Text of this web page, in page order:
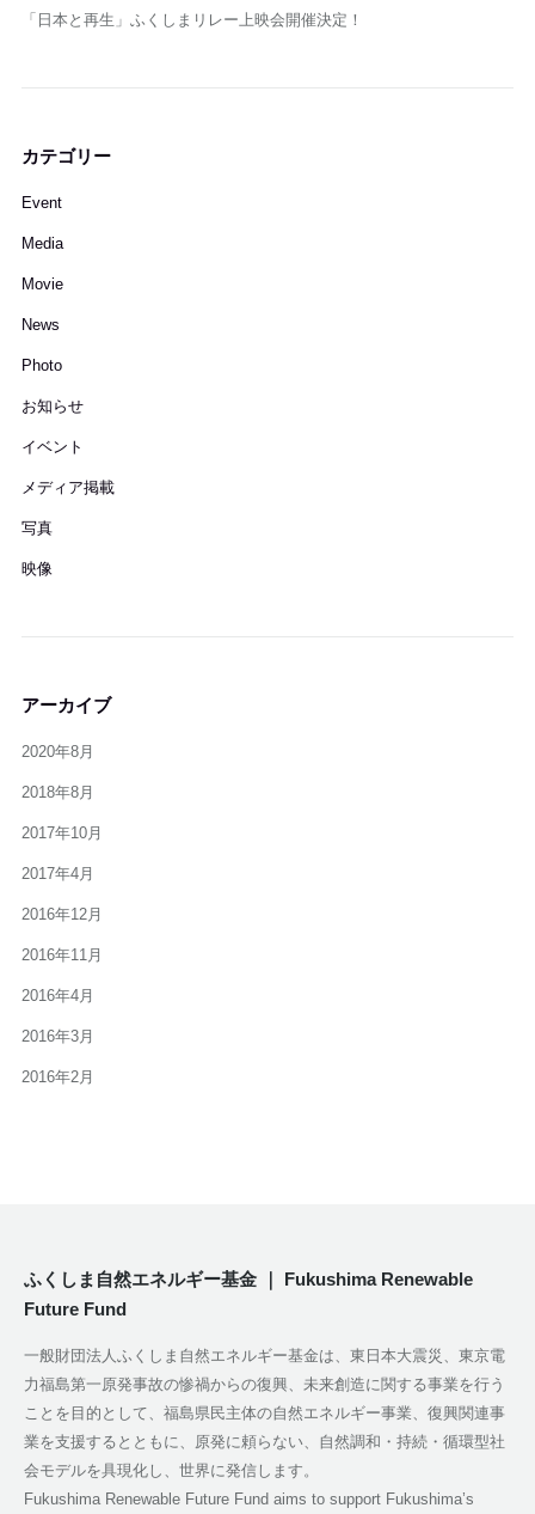
「日本と再生」ふくしまリレー上映会開催決定！
カテゴリー
Event
Media
Movie
News
Photo
お知らせ
イベント
メディア掲載
写真
映像
アーカイブ
2020年8月
2018年8月
2017年10月
2017年4月
2016年12月
2016年11月
2016年4月
2016年3月
2016年2月
ふくしま自然エネルギー基金 ｜ Fukushima Renewable
Future Fund
一般財団法人ふくしま自然エネルギー基金は、東日本大震災、東京電
力福島第一原発事故の惨禍からの復興、未来創造に関する事業を行う
ことを目的として、福島県民主体の自然エネルギー事業、復興関連事
業を支援するとともに、原発に頼らない、自然調和・持続・循環型社
会モデルを具現化し、世界に発信します。
Fukushima Renewable Future Fund aims to support Fukushima’s